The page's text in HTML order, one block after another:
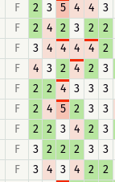
F 2 3 5 4 4
3
F 2 4 2 3 2
2
F 3 4 4 4 4
2
F 4 3 2 4 2
3
F 2 2 4 3 3
3
F 2 4 5 2 3
3
F 2 2 3 4 2
3
F 3 2 2 2 3
3
F 3 4 3 4 2
2